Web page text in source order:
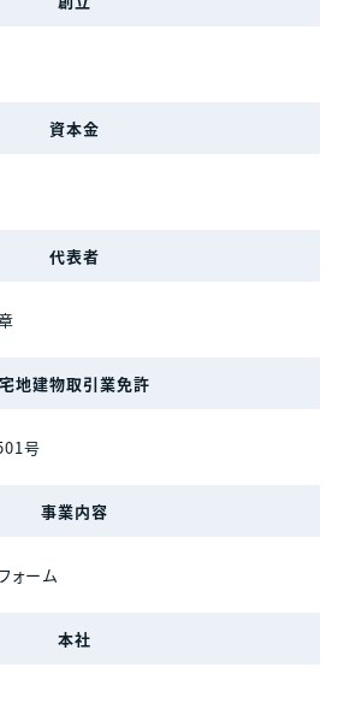
資本金
代表者
宅地建物取引業免許
号
事業内容
ォーム
本社